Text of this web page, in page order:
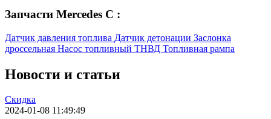
Запчасти Mercedes C :
Датчик давления топлива Датчик детонации Заслонка
дроссельная Насос топливный ТНВД Топливная рампа
Новости и статьи
Скидка
2024-01-08 11:49:49